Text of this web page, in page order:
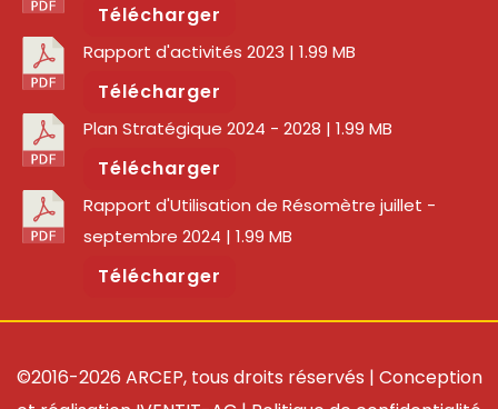
Télécharger
Rapport d'activités 2023 | 1.99 MB
Télécharger
Plan Stratégique 2024 - 2028 | 1.99 MB
Télécharger
Rapport d'Utilisation de Résomètre juillet -
septembre 2024 | 1.99 MB
Télécharger
©2016-2026 ARCEP, tous droits réservés | Conception